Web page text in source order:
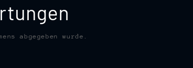
abgegeben wurde.